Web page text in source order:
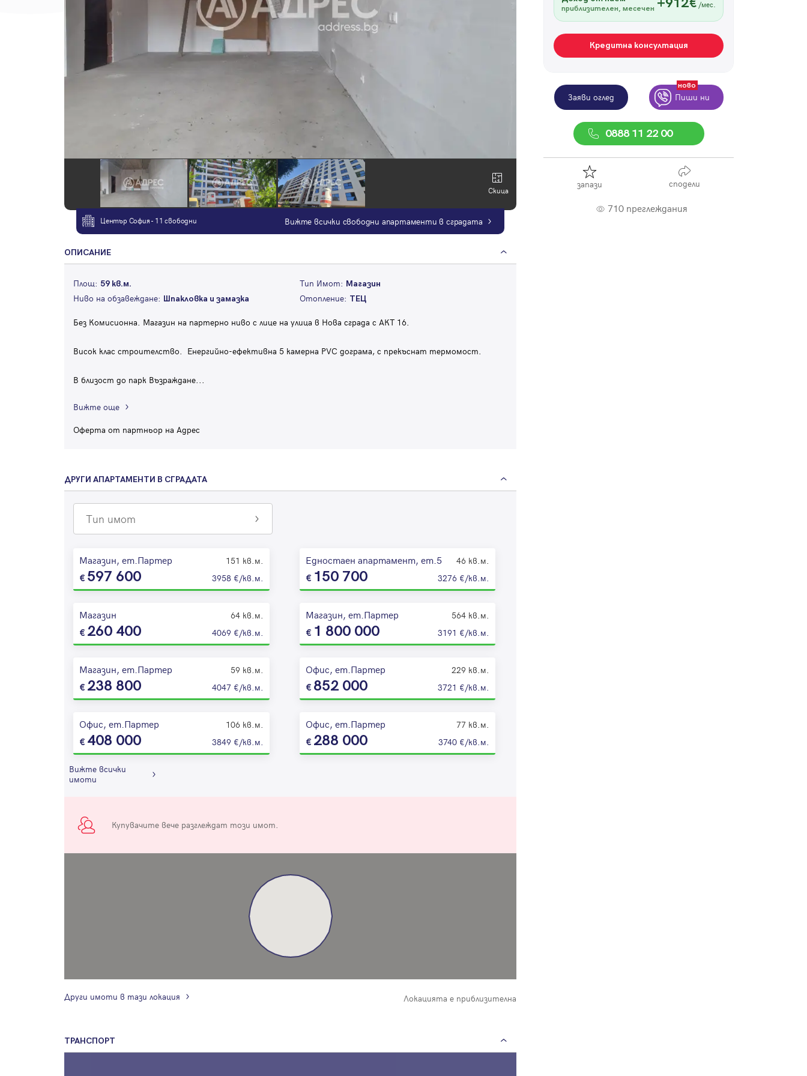
Скица
Център София - 11 свободни Вижте всички свободни апартаменти в сградата
приблизителен, месечен /мес.
Кредитна консултация
Заяви оглед Пиши ни
ново
0888 11 22 00
запази сподели
710 преглеждания
ОПИСАНИЕ
Площ: 59 кв.м. Тип Имот: Магазин
Ниво на обзавеждане: Шпакловка и замазка Отопление: ТЕЦ
Без Комисионна. Магазин на партерно ниво с лице на улица в Нова сграда с АКТ 16.
Висок клас строителство. Енергийно-ефективна 5 камерна PVC дограма, с прекъснат термомост.
В близост до парк Възраждане...
Вижте още
Оферта от партньор на Адрес
ДРУГИ АПАРТАМЕНТИ В СГРАДАТА
Тип имот
Магазин, ет.Партер 151 кв.м.
597 600 3958 €/кв.м.
Едностаен апартамент, ет.5 46 кв.м.
150 700 3276 €/кв.м.
Магазин 64 кв.м.
260 400 4069 €/кв.м.
Магазин, ет.Партер 564 кв.м.
1 800 000 3191 €/кв.м.
Магазин, ет.Партер 59 кв.м.
238 800 4047 €/кв.м.
Офис, ет.Партер 229 кв.м.
852 000 3721 €/кв.м.
Офис, ет.Партер 106 кв.м.
408 000 3849 €/кв.м.
Офис, ет.Партер 77 кв.м.
288 000 3740 €/кв.м.
Вижте всички
имоти
Купувачите вече разглеждат този имот.
Локацията е приблизителна
Други имоти в тази локация
ТРАНСПОРТ
Успех!
Влезте с профила си, за да разгледате повече снимки и да получите
по-подробна информация.